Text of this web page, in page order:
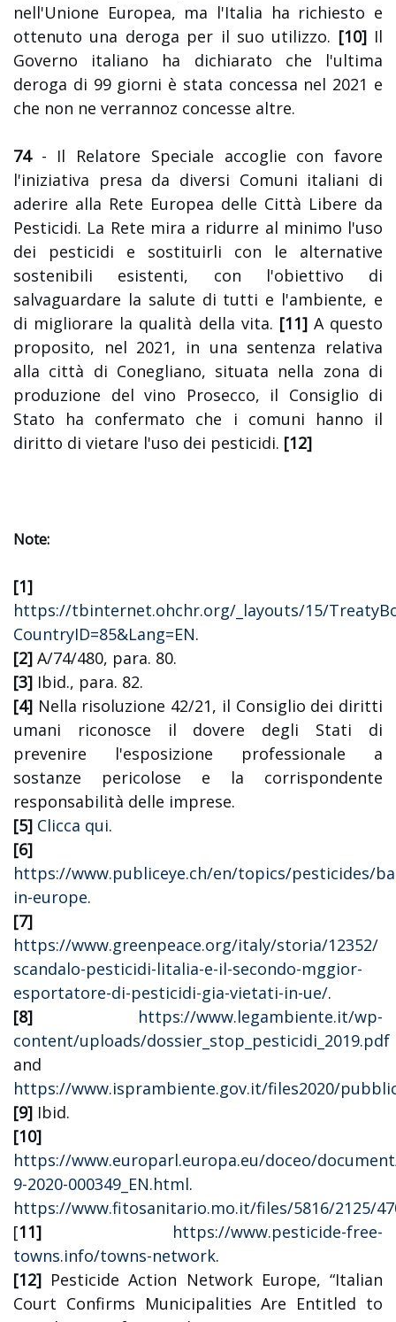
nell'Unione Europea, ma l'Italia ha richiesto e
ottenuto una deroga per il suo utilizzo. [10]Il
Governo italiano ha dichiarato che l'ultima
deroga di 99 giorni è stata concessa nel 2021 e
che non ne verrannoz concesse altre.
74- Il Relatore Speciale accoglie con favore
l'iniziativa presa da diversi Comuni italiani di
aderire alla Rete Europea delle Città Libere da
Pesticidi. La Rete mira a ridurre al minimo l'uso
dei pesticidi e sostituirli con le alternative
sostenibili esistenti, con l'obiettivo di
salvaguardare la salute di tutti e l'ambiente, e
di migliorare la qualità della vita. [11]A questo
proposito, nel 2021, in una sentenza relativa
alla città di Conegliano, situata nella zona di
produzione del vino Prosecco, il Consiglio di
Stato ha confermato che i comuni hanno il
diritto di vietare l'uso dei pesticidi. [12]
Note:
[1]
https://tbinternet.ohchr.org/_layouts/15/
CountryID=85&Lang=EN.
[2] A/74/480, para. 80.
[3] Ibid., para. 82.
[4] Nella risoluzione 42/21, il Consiglio dei diritti
umani riconosce il dovere degli Stati di
prevenire l'esposizione professionale a
sostanze pericolose e la corrispondente
responsabilità delle imprese.
[5] Clicca qui.
[6]
https://www.publiceye.ch/en/topics/pesticides/
in-europe.
[7]
https://www.greenpeace.org/italy/storia/12352/
scandalo-pesticidi-litalia-e-il-secondo-mggior-
esportatore-di-pesticidi-gia-vietati-in-ue/.
[8] https://www.legambiente.it/wp-
content/uploads/dossier_stop_pesticidi_2019.pdf
and
https://www.isprambiente.gov.it/files2020/
[9] Ibid.
[10]
https://www.europarl.europa.eu/doceo/
9-2020-000349_EN.html.
https://www.fitosanitario.mo.it/files/5816/2125/
[11]
https://www.pesticide-free-
towns.info/towns-network.
[12] Pesticide Action Network Europe, “Italian
Court Confirms Municipalities Are Entitled to